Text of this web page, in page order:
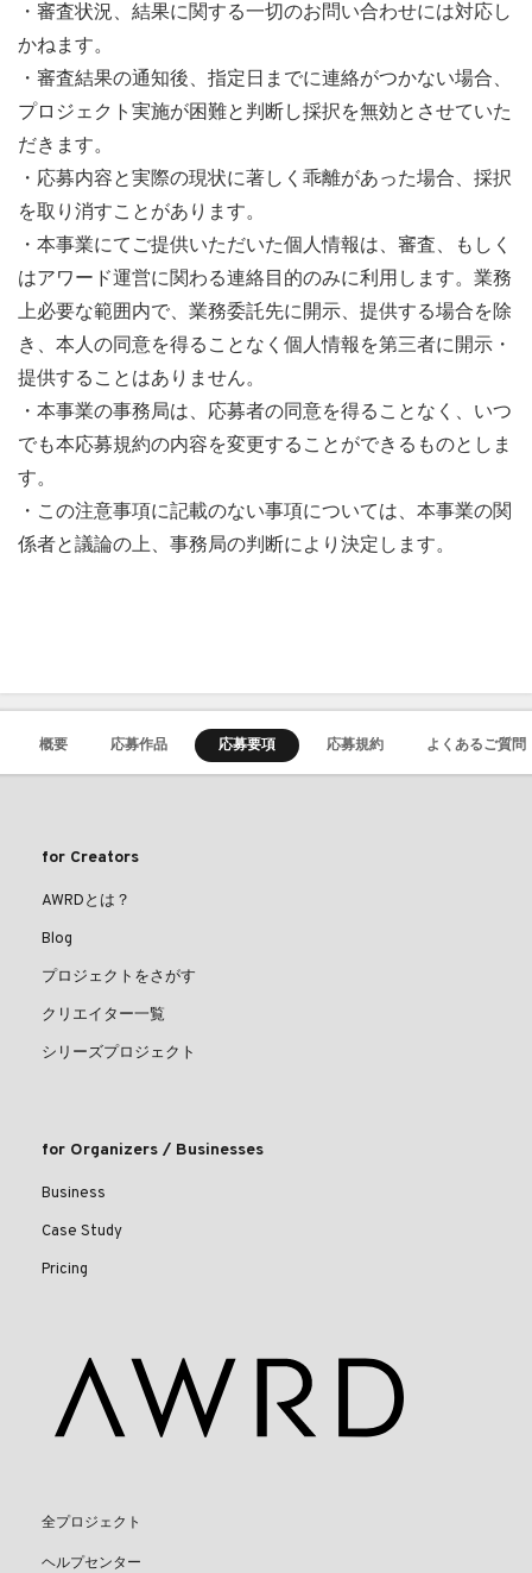
・審査状況、結果に関する一切のお問い合わせには対応し
かねます。
・審査結果の通知後、指定日までに連絡がつかない場合、
プロジェクト実施が困難と判断し採択を無効とさせていた
だきます。
・応募内容と実際の現状に著しく乖離があった場合、採択
を取り消すことがあります。
・本事業にてご提供いただいた個⼈情報は、審査、もしく
はアワード運営に関わる連絡⽬的のみに利⽤します。業務
上必要な範囲内で、業務委託先に開⽰、提供する場合を除
き、本⼈の同意を得ることなく個⼈情報を第三者に開⽰・
提供することはありません。
・本事業の事務局は、応募者の同意を得ることなく、いつ
でも本応募規約の内容を変更することができるものとしま
す。
・この注意事項に記載のない事項については、本事業の関
係者と議論の上、事務局の判断により決定します。
概要 応募作品 応募要項 応募規約 よくあるご質問
for Creators
AWRDとは？
Blog
プロジェクトをさがす
クリエイター一覧
シリーズプロジェクト
for Organizers / Businesses
Business
Case Study
Pricing
全プロジェクト
ヘルプセンター